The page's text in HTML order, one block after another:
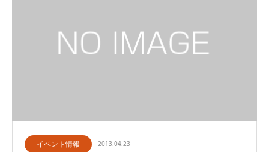
イベント情報 2013.04.23